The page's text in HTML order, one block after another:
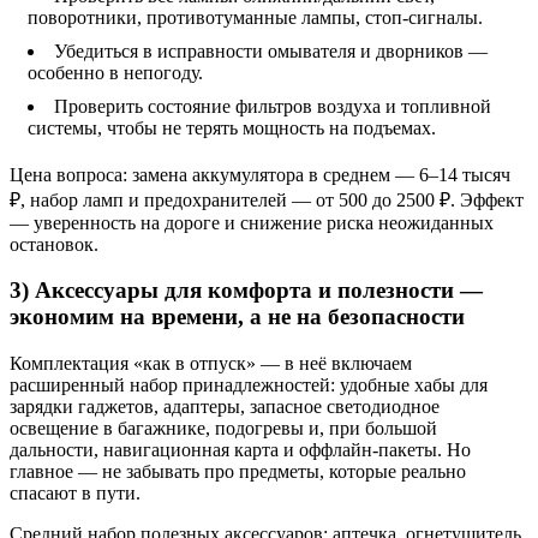
поворотники, противотуманные лампы, стоп‑сигналы.
Убедиться в исправности омывателя и дворников —
особенно в непогоду.
Проверить состояние фильтров воздуха и топливной
системы, чтобы не терять мощность на подъемах.
Цена вопроса: замена аккумулятора в среднем — 6–14 тысяч
₽, набор ламп и предохранителей — от 500 до 2500 ₽. Эффект
— уверенность на дороге и снижение риска неожиданных
остановок.
3) Аксессуары для комфорта и полезности —
экономим на времени, а не на безопасности
Комплектация «как в отпуск» — в неё включаем
расширенный набор принадлежностей: удобные хабы для
зарядки гаджетов, адаптеры, запасное светодиодное
освещение в багажнике, подогревы и, при большой
дальности, навигационная карта и оффлайн‑пакеты. Но
главное — не забывать про предметы, которые реально
спасают в пути.
Средний набор полезных аксессуаров: аптечка, огнетушитель,